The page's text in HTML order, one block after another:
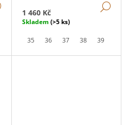
DETAIL
41
1 460 Kč
Skladem (>5 ks)
35 36 37 38 39